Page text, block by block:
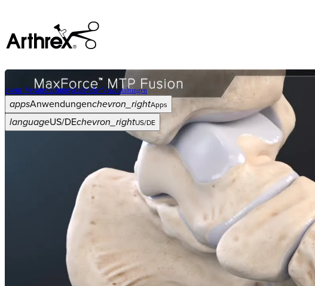
event VeranstaltungskalenderVeranstaltungen
appsAnwendungenchevron_rightApps
languageUS/DEchevron_rightUS/DE
arrow_drop_downchevron_right
arrow_drop_downchevron_right
Medical Educationarrow_drop_down
chevron_right
arrow_drop_downchevron_right
arrow_drop_down
chevron_right
arrow_drop_down
chevron_right
arrow_drop_downchevron_right
open_in_new